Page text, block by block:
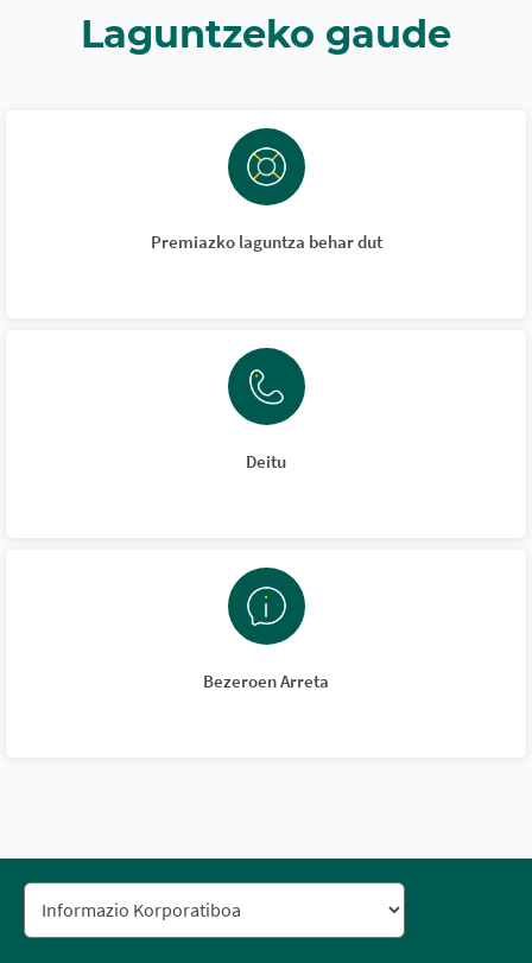
Laguntzeko gaude
Premiazko laguntza behar dut
Deitu
Bezeroen Arreta